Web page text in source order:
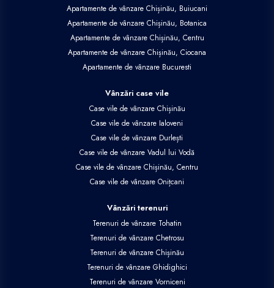
Apartamente de vânzare Chișinău, Buiucani
Apartamente de vânzare Chișinău, Botanica
Apartamente de vânzare Chișinău, Centru
Apartamente de vânzare Chișinău, Ciocana
Apartamente de vânzare Bucuresti
Vânzări case vile
Case vile de vânzare Chișinău
Case vile de vânzare Ialoveni
Case vile de vânzare Durlești
Case vile de vânzare Vadul lui Vodă
Case vile de vânzare Chișinău, Centru
Case vile de vânzare Onițcani
Vânzări terenuri
Terenuri de vânzare Tohatin
Terenuri de vânzare Chetrosu
Terenuri de vânzare Chișinău
Terenuri de vânzare Ghidighici
Terenuri de vânzare Vorniceni